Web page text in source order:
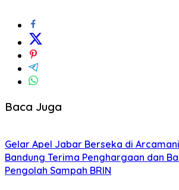
Baca Juga
Gelar Apel Jabar Berseka di
Bandung Terima Penghargaan dan
Pengolah Sampah BRIN